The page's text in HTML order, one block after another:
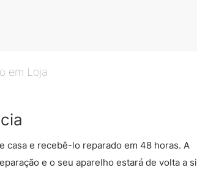
em Loja
casa e recebê-lo reparado em 48 horas. A
e o seu aparelho estará de volta a si